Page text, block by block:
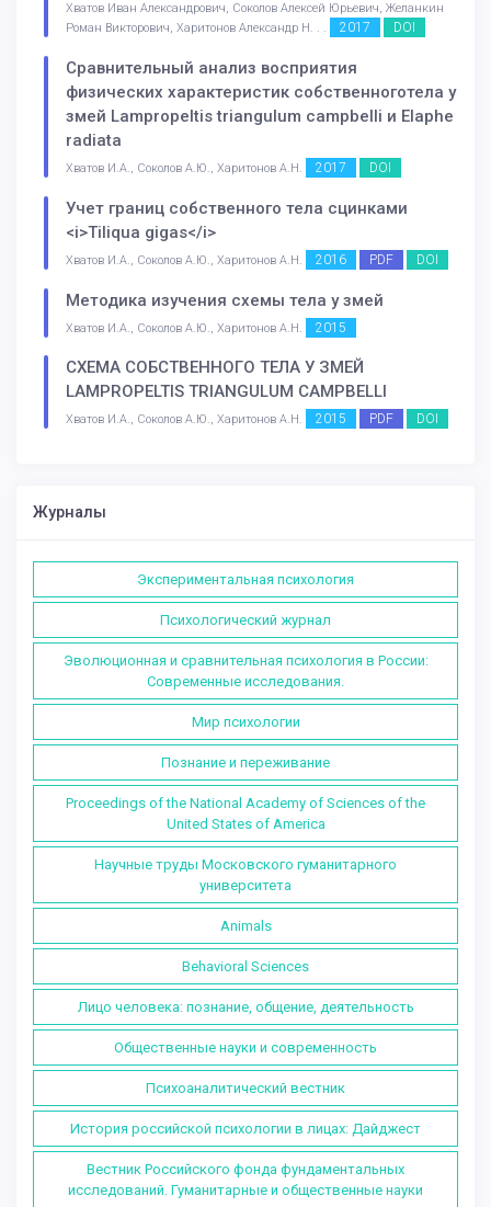
Хватов Иван Александрович, Соколов Алексей Юрьевич, Желанкин
Роман Викторович, Харитонов Александр Н. . .
2017 DOI
Сравнительный анализ восприятия
физических характеристик собственноготела у
змей Lampropeltis triangulum campbelli и Elaphe
radiata
Хватов И.А., Соколов А.Ю., Харитонов А.Н. 2017 DOI
Учет границ собственного тела сцинками
<i>Tiliqua gigas</i>
Хватов И.А., Соколов А.Ю., Харитонов А.Н. 2016 PDF DOI
Методика изучения схемы тела у змей
Хватов И.А., Соколов А.Ю., Харитонов А.Н. 2015
СХЕМА СОБСТВЕННОГО ТЕЛА У ЗМЕЙ
LAMPROPELTIS TRIANGULUM CAMPBELLI
Хватов И.А., Соколов А.Ю., Харитонов А.Н. 2015 PDF DOI
Журналы
Экспериментальная психология
Психологический журнал
Эволюционная и сравнительная психология в России:
Современные исследования.
Мир психологии
Познание и переживание
Proceedings of the National Academy of Sciences of the
United States of America
Научные труды Московского гуманитарного
университета
Animals
Behavioral Sciences
Лицо человека: познание, общение, деятельность
Общественные науки и современность
Психоаналитический вестник
История российской психологии в лицах: Дайджест
Вестник Российского фонда фундаментальных
исследований. Гуманитарные и общественные науки